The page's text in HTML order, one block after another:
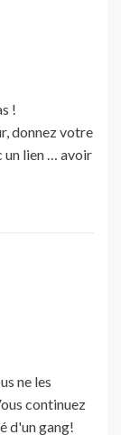
!
donnez votre
un lien … avoir
ne les
continuez
d'un gang!